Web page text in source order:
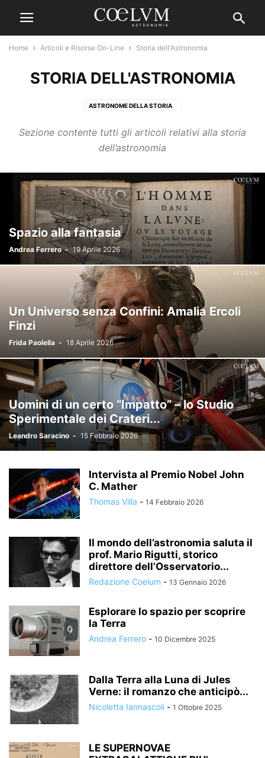
Home Articoli e Risorse On-Line Storia dell'Astronomia
STORIA DELL'ASTRONOMIA
ASTRONOME DELLA STORIA
Sezione contente tutti gli articoli relativi alla storia
dell’astronomia
Spazio alla fantasia
Andrea Ferrero - 19 Aprile 2026
Un Universo senza Confini: Amalia Ercoli
Finzi
Frida Paolella - 18 Aprile 2026
Uomini di un certo “Impatto” – lo Studio
Sperimentale dei Crateri...
Leandro Saracino - 15 Febbraio 2026
Intervista al Premio Nobel John
C. Mather
Thomas Villa - 14 Febbraio 2026
Il mondo dell’astronomia saluta il
prof. Mario Rigutti, storico
direttore dell’Osservatorio...
Redazione Coelum - 13 Gennaio 2026
Esplorare lo spazio per scoprire
la Terra
Andrea Ferrero - 10 Dicembre 2025
Dalla Terra alla Luna di Jules
Verne: il romanzo che anticipò...
Nicoletta Iannascoli - 1 Ottobre 2025
LE SUPERNOVAE